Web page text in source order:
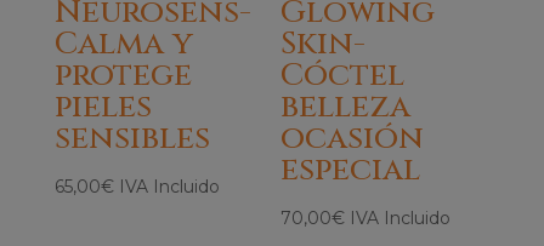
Neurosens-
Calma y
protege
pieles
sensibles
65,00€ IVA Incluido
Glowing
Skin-
Cóctel
belleza
ocasión
especial
70,00€ IVA Incluido